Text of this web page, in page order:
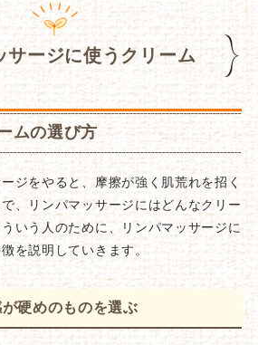
サージに使うクリーム
ムの選び方
ジをやると、摩擦が強く肌荒れを招く
、リンパマッサージにはどんなクリー
いう人のために、リンパマッサージに
を説明していきます。
硬めのものを選ぶ